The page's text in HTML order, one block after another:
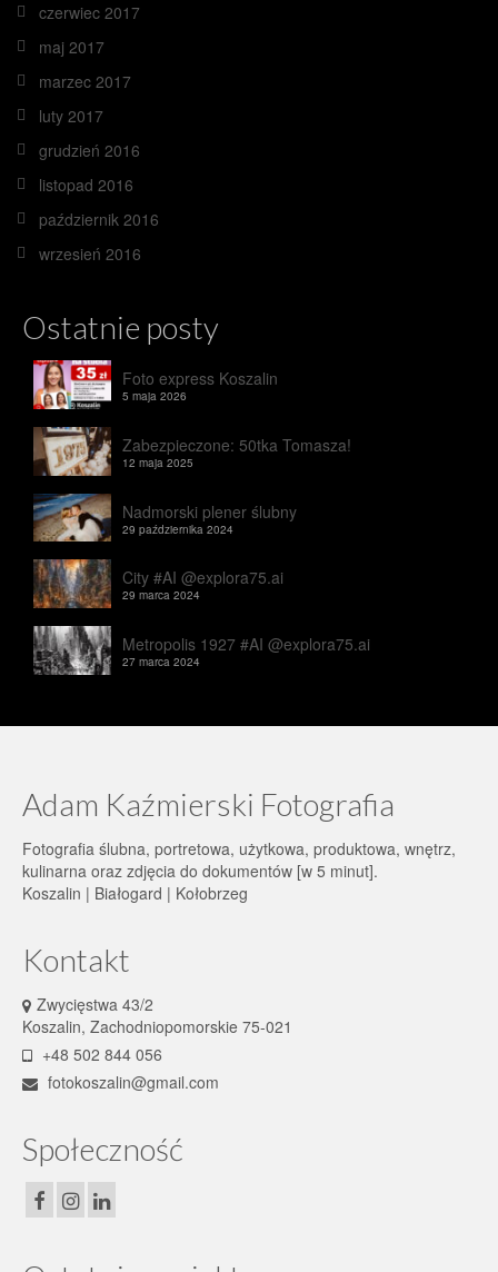
czerwiec 2017
maj 2017
marzec 2017
luty 2017
grudzień 2016
listopad 2016
październik 2016
wrzesień 2016
Ostatnie posty
Foto express Koszalin
5 maja 2026
Zabezpieczone: 50tka Tomasza!
12 maja 2025
Nadmorski plener ślubny
29 października 2024
City #AI @explora75.ai
29 marca 2024
Metropolis 1927 #AI @explora75.ai
27 marca 2024
Adam Kaźmierski Fotografia
Fotografia ślubna, portretowa, użytkowa, produktowa, wnętrz,
kulinarna oraz zdjęcia do dokumentów [w 5 minut].
Koszalin | Białogard | Kołobrzeg
Kontakt
Zwycięstwa 43/2
Koszalin, Zachodniopomorskie 75-021
+48 502 844 056
fotokoszalin@gmail.com
Społeczność